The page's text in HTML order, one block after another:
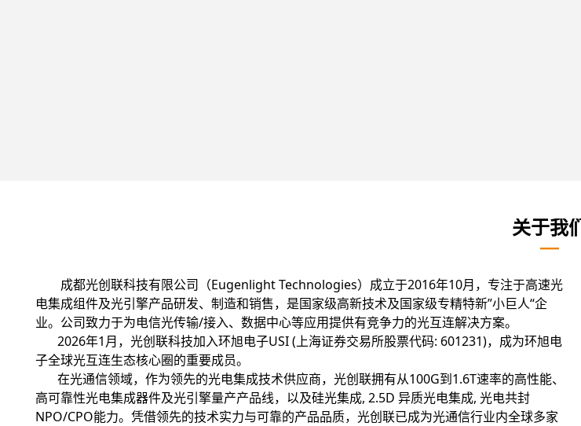
关于我们
—
成都光创联科技有限公司（Eugenlight Technologies）成立于2016年10月，专注于高速光
电集成组件及光引擎产品研发、制造和销售，是国家级高新技术及国家级专精特新”小巨人“企
业。公司致力于为电信光传输/接入、数据中心等应用提供有竞争力的光互连解决方案。
2026年1月，光创联科技加入环旭电子USI (上海证券交易所股票代码: 601231)，成为环旭电
子全球光互连生态核心圈的重要成员。
在光通信领域，作为领先的光电集成技术供应商，光创联拥有从100G到1.6T速率的高性能、
高可靠性光电集成器件及光引擎量产产品线，以及硅光集成, 2.5D 异质光电集成, 光电共封
NPO/CPO能力。凭借领先的技术实力与可靠的产品品质，光创联已成为光通信行业内全球多家